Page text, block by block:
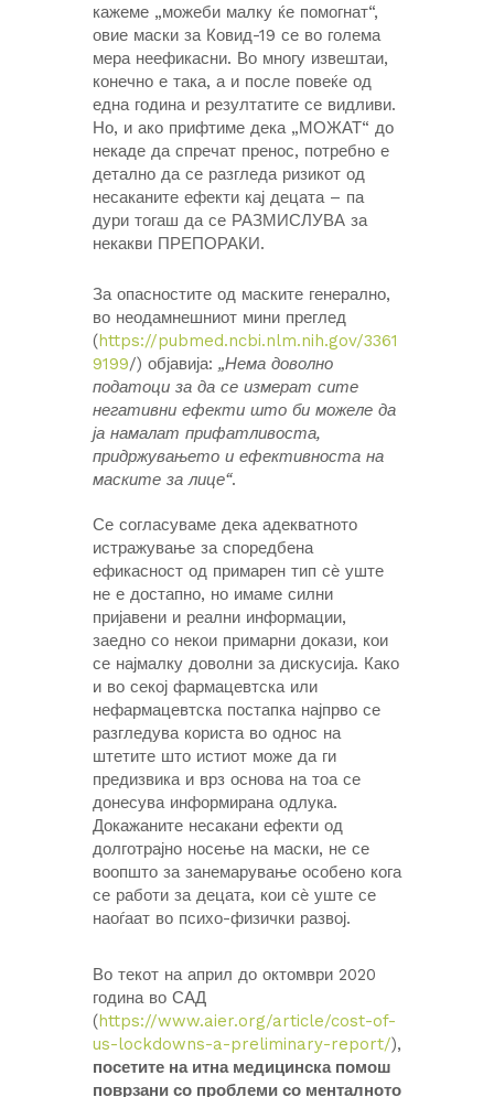
кажеме „можеби малку ќе помогнат“,
овие маски за Ковид-19 се во голема
мера неефикасни. Во многу извештаи,
конечно е така, а и после повеќе од
една година и резултатите се видливи.
Но, и ако прифтиме дека „МОЖАТ“ до
некаде да спречат пренос, потребно е
детално да се разгледа ризикот од
несаканите ефекти кај децата – па
дури тогаш да се РАЗМИСЛУВА за
некакви ПРЕПОРАКИ.
За опасностите од маските генерално,
во неодамнешниот мини преглед
(https://pubmed.ncbi.nlm.nih.gov/3361
9199/) објавија: „Нема доволно
податоци за да се измерат сите
негативни ефекти што би можеле да
ја намалат прифатливоста,
придржувањето и ефективноста на
маските за лице“.
Се согласуваме дека адекватното
истражување за споредбена
ефикасност од примарен тип сѐ уште
не е достапно, но имаме силни
пријавени и реални информации,
заедно со некои примарни докази, кои
се најмалку доволни за дискусија. Како
и во секој фармацевтска или
нефармацевтска постапка најпрво се
разгледува користа во однос на
штетите што истиот може да ги
предизвика и врз основа на тоа се
донесува информирана одлука.
Докажаните несакани ефекти од
долготрајно носење на маски, не се
воопшто за занемарување особено кога
се работи за децата, кои сѐ уште се
наоѓаат во психо-физички развој.
Во текот на април до октомври 2020
година во САД
(https://www.aier.org/article/cost-of-
us-lockdowns-a-preliminary-report/),
посетите на итна медицинска помош
поврзани со проблеми со менталното